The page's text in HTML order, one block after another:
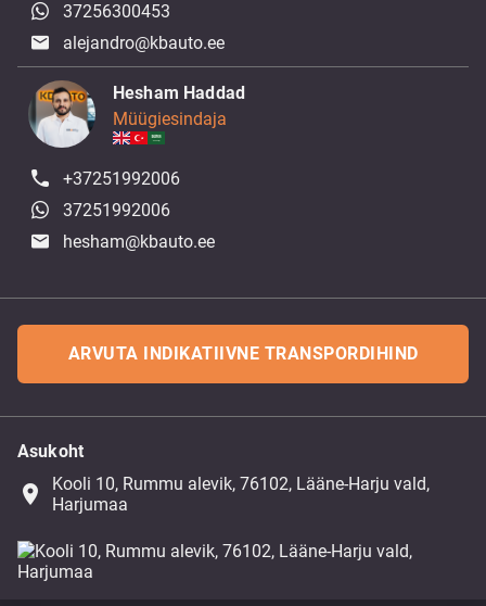
37256300453
alejandro@kbauto.ee
Hesham Haddad
Müügiesindaja
+37251992006
37251992006
hesham@kbauto.ee
ARVUTA INDIKATIIVNE TRANSPORDIHIND
Asukoht
place
Kooli 10, Rummu alevik, 76102, Lääne-Harju vald,
Harjumaa